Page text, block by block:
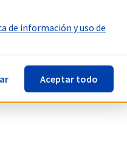
de información y uso de
Aceptar todo